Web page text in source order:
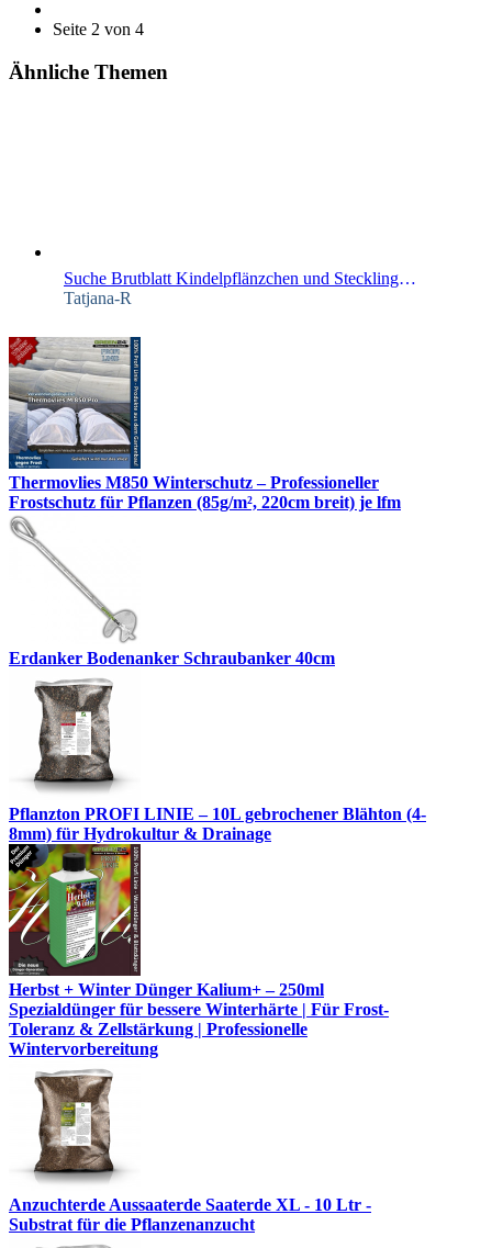
Seite 2 von 4
Ähnliche Themen
Suche Brutblatt Kindelpflänzchen und Stecklinge von Episcia und schwedischer Efeu (nicht variegata)
Tatjana-R
Thermovlies M850 Winterschutz – Professioneller
Frostschutz für Pflanzen (85g/m², 220cm breit) je lfm
Erdanker Bodenanker Schraubanker 40cm
Pflanzton PROFI LINIE – 10L gebrochener Blähton (4-
8mm) für Hydrokultur & Drainage
Herbst + Winter Dünger Kalium+ – 250ml
Spezialdünger für bessere Winterhärte | Für Frost-
Toleranz & Zellstärkung | Professionelle
Wintervorbereitung
Anzuchterde Aussaaterde Saaterde XL - 10 Ltr -
Substrat für die Pflanzenanzucht